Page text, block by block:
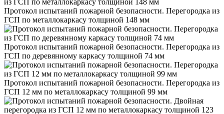
Протокол испытаний пожарной безопасности. Перегородка из
ГСП по металлокаркасу толщиной 148 мм
Протокол испытаний пожарной безопасности. Перегородка из
ГСП по деревянному каркасу толщиной 74 мм
Протокол испытаний пожарной безопасности. Перегородка из
ГСП 12 мм по металлокаркасу толщиной 99 мм